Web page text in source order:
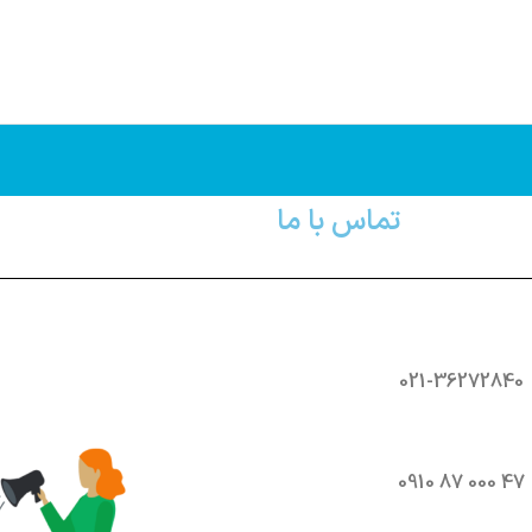
تماس با ما
021-36272840
47 000 87 0910